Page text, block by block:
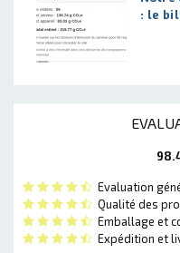
: le
Evaluation
Qualité des
Emballage et
Expédition et